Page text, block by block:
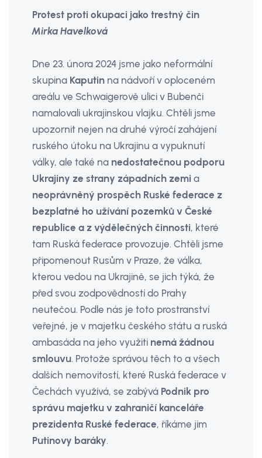
Protest proti okupaci jako trestný čin
Mirka Havelková
Dne 23. února 2024 jsme jako neformální
skupina Kaputin na nádvoří v oploceném
areálu ve Schwaigerově ulici v Bubenči
namalovali ukrajinskou vlajku. Chtěli jsme
upozornit nejen na druhé výročí zahájení
ruského útoku na Ukrajinu a vypuknutí
války, ale také na nedostatečnou podporu
Ukrajiny ze strany západních zemi a
neoprávněný prospěch Ruské federace z
bezplatné­ ho užívání pozemků v České
republice a z výdělečných činnosti, které
tam Ruská federace provozuje. Chtěli jsme
připomenout Rusům v Praze, že válka,
kterou vedou na Ukrajině, se jich týká, že
před svou zodpovědností do Prahy
neutečou. Podle nás je toto prostranství
veřejné, je v majetku českého státu a ruská
ambasáda na jeho využiti nemá žádnou
smlouvu. Protože správou těch­ to a všech
dalších nemovitostí, které Ruská federace v
Čechách využívá, se zabývá Podnik pro
správu majetku v zahraničí kanceláře
prezidenta Ruské federace, říkáme jim
Putinovy baráky.